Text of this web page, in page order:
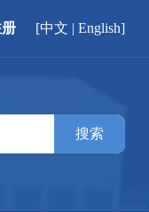
[中文 |English]